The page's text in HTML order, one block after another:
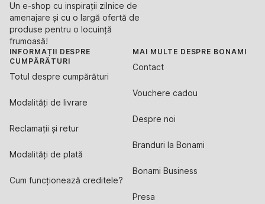
Un e-shop cu inspirații zilnice de
amenajare și cu o largă ofertă de
produse pentru o locuință
frumoasă!
INFORMAȚII DESPRE
CUMPĂRĂTURI
Totul despre cumpărături
Modalități de livrare
Reclamații și retur
Modalități de plată
Cum funcționează creditele?
MAI MULTE DESPRE BONAMI
Contact
Vouchere cadou
Despre noi
Branduri la Bonami
Bonami Business
Presa